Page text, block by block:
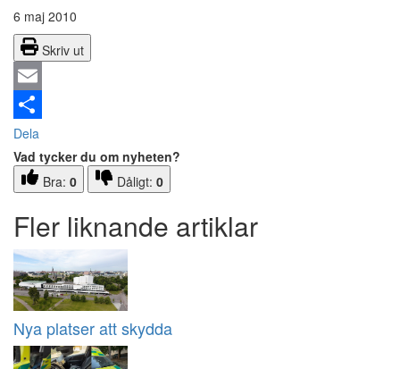
6 maj 2010
Skriv ut
Email
Dela
Vad tycker du om nyheten?
Bra: 0 Dåligt: 0
Fler liknande artiklar
Nya platser att skydda